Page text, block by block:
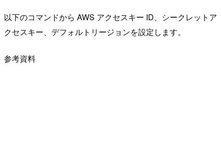
以下のコマンドから AWS アクセスキー ID、シークレットア
クセスキー、デフォルトリージョンを設定します。
参考資料